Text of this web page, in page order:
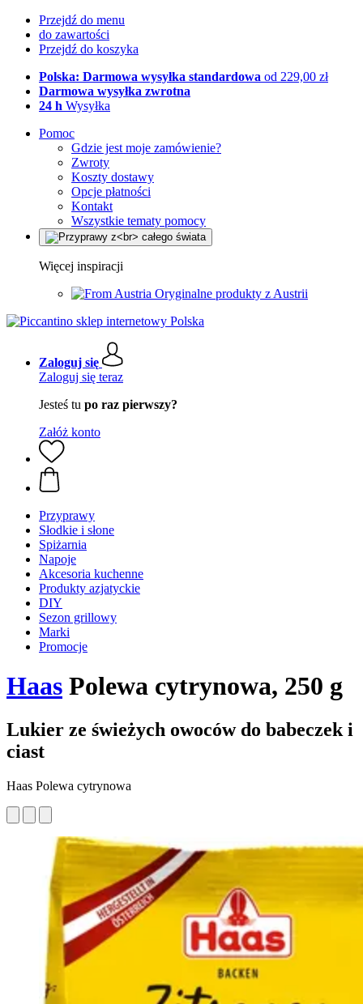
Przejdź do menu
do zawartości
Przejdź do koszyka
Polska: Darmowa wysyłka standardowa od 229,00 zł
Darmowa wysyłka zwrotna
24 h Wysyłka
Pomoc
Gdzie jest moje zamówienie?
Zwroty
Koszty dostawy
Opcje płatności
Kontakt
Wszystkie tematy pomocy
Więcej inspiracji
Oryginalne produkty z Austrii
Zaloguj się
Zaloguj się teraz
Jesteś tu po raz pierwszy?
Załóż konto
Przyprawy
Słodkie i słone
Spiżarnia
Napoje
Akcesoria kuchenne
Produkty azjatyckie
DIY
Sezon grillowy
Marki
Promocje
Haas Polewa cytrynowa, 250 g
Lukier ze świeżych owoców do babeczek i
ciast
Haas Polewa cytrynowa